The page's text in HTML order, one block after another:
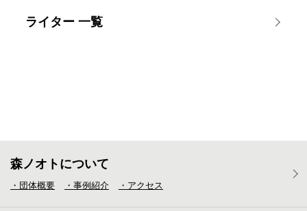
ライター 一覧
森ノオトについて
・団体概要 ・事例紹介 ・アクセス